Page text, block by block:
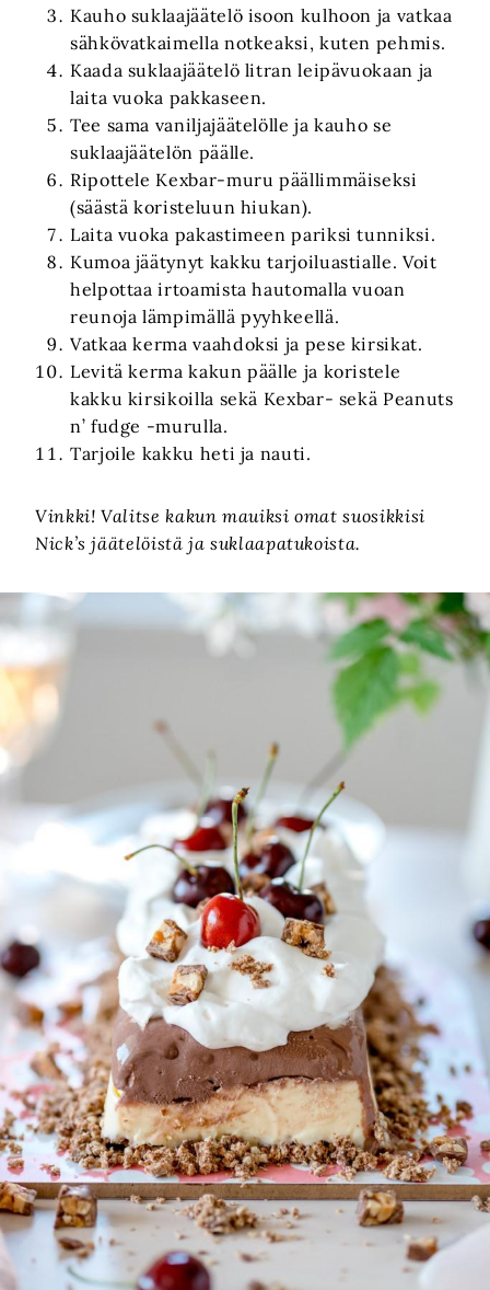
Kauho suklaajäätelö isoon kulhoon ja vatkaa
sähkövatkaimella notkeaksi, kuten pehmis.
Kaada suklaajäätelö litran leipävuokaan ja
laita vuoka pakkaseen.
Tee sama vaniljajäätelölle ja kauho se
suklaajäätelön päälle.
Ripottele Kexbar-muru päällimmäiseksi
(säästä koristeluun hiukan).
Laita vuoka pakastimeen pariksi tunniksi.
Kumoa jäätynyt kakku tarjoiluastialle. Voit
helpottaa irtoamista hautomalla vuoan
reunoja lämpimällä pyyhkeellä.
Vatkaa kerma vaahdoksi ja pese kirsikat.
Levitä kerma kakun päälle ja koristele
kakku kirsikoilla sekä Kexbar- sekä Peanuts
n’ fudge -murulla.
Tarjoile kakku heti ja nauti.
Vinkki! Valitse kakun mauiksi omat suosikkisi
Nick’s jäätelöistä ja suklaapatukoista.